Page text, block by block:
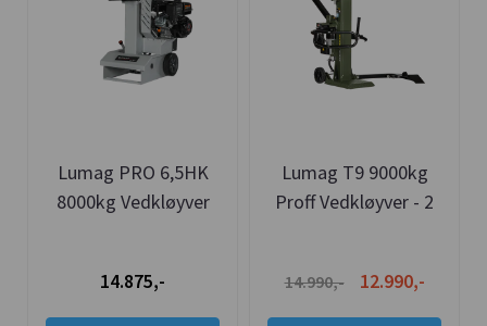
Lumag PRO 6,5HK
8000kg Vedkløyver
14.875,-
Lumag T9 9000kg
Proff Vedkløyver - 2
14.990,- 12.990,-